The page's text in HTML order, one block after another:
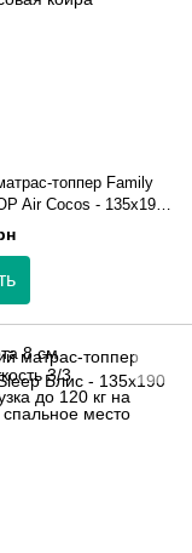
топпер Family
Air Cocos - 135х190